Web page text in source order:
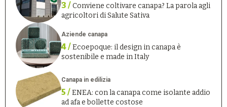
3 /Conviene coltivare canapa? La parola agli
agricoltori di Salute Sativa
Aziende canapa
4 /Ecoepoque: il design in canapa è
sostenibile e made in Italy
Canapa in edilizia
5 /ENEA: con la canapa come isolante addio
ad afa e bollette costose